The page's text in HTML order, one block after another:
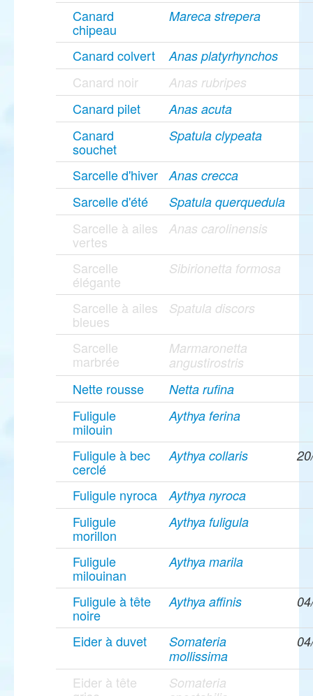
Canard
chipeau
Mareca strepera
Canard colvert Anas platyrhynchos
Canard noir Anas rubripes
Canard pilet Anas acuta
Canard
souchet
Spatula clypeata
Sarcelle d'hiver Anas crecca
Sarcelle d'été Spatula querquedula
Sarcelle à ailes
vertes
Anas carolinensis
Sarcelle
élégante
Sibirionetta formosa
Sarcelle à ailes
bleues
Spatula discors
Sarcelle
marbrée
Marmaronetta
angustirostris
Nette rousse Netta rufina
Fuligule
milouin
Aythya ferina
Fuligule à bec
cerclé
Aythya collaris
Fuligule nyroca Aythya nyroca
Fuligule
morillon
Aythya fuligula
Fuligule
milouinan
Aythya marila
Fuligule à tête
noire
Aythya affinis
Eider à duvet
Somateria
mollissima
Eider à tête
Somateria